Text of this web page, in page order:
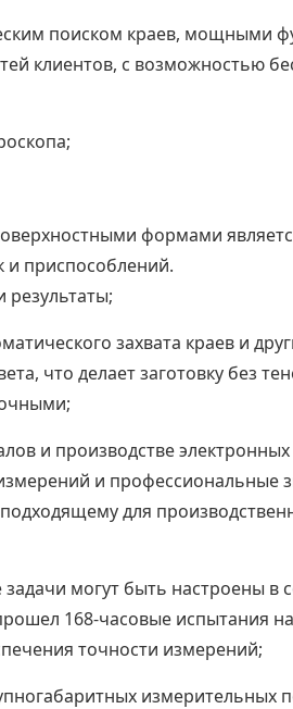
поиском краев, мощными
клиентов, с возможностью
формами
и приспособлений.
захвата краев и
что делает заготовку без
и производстве
и профессиональные
для
могут быть настроены в
168-часовые испытания
точности измерений;
измерительных